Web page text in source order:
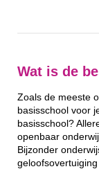
Wat is de
Zoals de meeste
basisschool voor
basisschool?
openbaar
Bijzonder